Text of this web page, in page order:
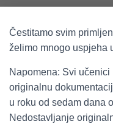
Čestitamo svim
želimo mnogo uspjeha
Napomena: Svi
originalnu
u roku od sedam dana
Nedostavljanje